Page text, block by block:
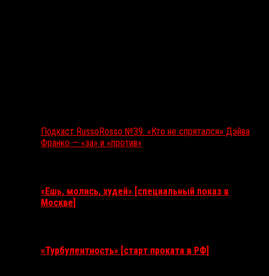
Подкаст RussoRosso №39: «Кто не спрятался» Дэйва
Франко — «за» и «против»
«Ешь, молись, худей» [специальный показ в
Москве]
«Турбулентность» [старт проката в РФ]